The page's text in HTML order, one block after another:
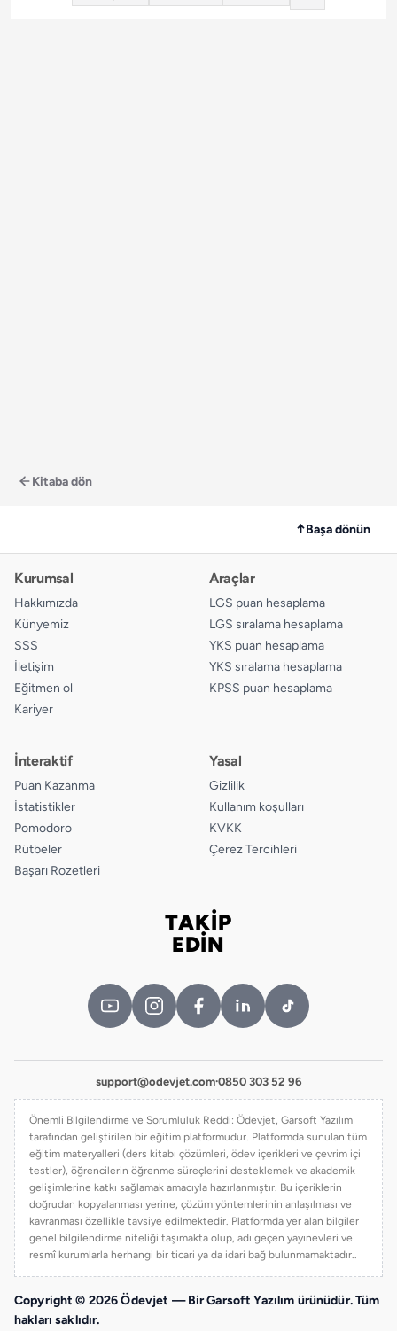
Kitaba dön
↑Başa dönün
Kurumsal
Hakkımızda
Künyemiz
SSS
İletişim
Eğitmen ol
Kariyer
Araçlar
LGS puan hesaplama
LGS sıralama hesaplama
YKS puan hesaplama
YKS sıralama hesaplama
KPSS puan hesaplama
İnteraktif
Puan Kazanma
İstatistikler
Pomodoro
Rütbeler
Başarı Rozetleri
Yasal
Gizlilik
Kullanım koşulları
KVKK
Çerez Tercihleri
TAKİP
EDİN
support@odevjet.com·0850 303 52 96
Önemli Bilgilendirme ve Sorumluluk Reddi: Ödevjet, Garsoft Yazılım
tarafından geliştirilen bir eğitim platformudur. Platformda sunulan tüm
eğitim materyalleri (ders kitabı çözümleri, ödev içerikleri ve çevrim içi
testler), öğrencilerin öğrenme süreçlerini desteklemek ve akademik
gelişimlerine katkı sağlamak amacıyla hazırlanmıştır. Bu içeriklerin
doğrudan kopyalanması yerine, çözüm yöntemlerinin anlaşılması ve
kavranması özellikle tavsiye edilmektedir. Platformda yer alan bilgiler
genel bilgilendirme niteliği taşımakta olup, adı geçen yayınevleri ve
resmî kurumlarla herhangi bir ticari ya da idari bağ bulunmamaktadır..
Copyright © 2026 Ödevjet — Bir Garsoft Yazılım ürünüdür. Tüm
hakları saklıdır.